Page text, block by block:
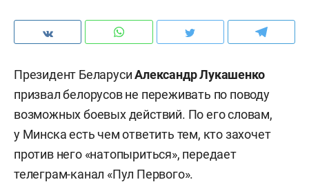
Президент БеларусиАлександр Лукашенко
призвал белорусов не переживать по поводу
возможных боевых действий. По его словам,
у Минска есть чем ответить тем, кто захочет
против него «натопыриться», передает
телеграм-канал «Пул Первого».